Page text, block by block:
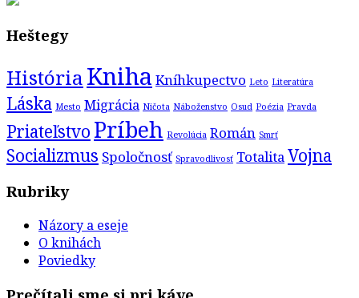
Heštegy
HistóriaKniha Kníhkupectvo Leto Literatúra
Láska Mesto Migrácia Ničota Náboženstvo Osud Poézia Pravda
Priateľstvo Príbeh Revolúcia Román Smrť
Socializmus Spoločnosť Spravodlivosť TotalitaVojna
Rubriky
Názory a eseje
O knihách
Poviedky